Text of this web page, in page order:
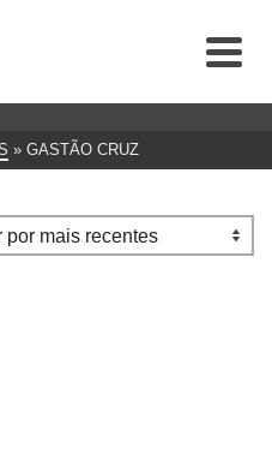
» GASTÃO CRUZ